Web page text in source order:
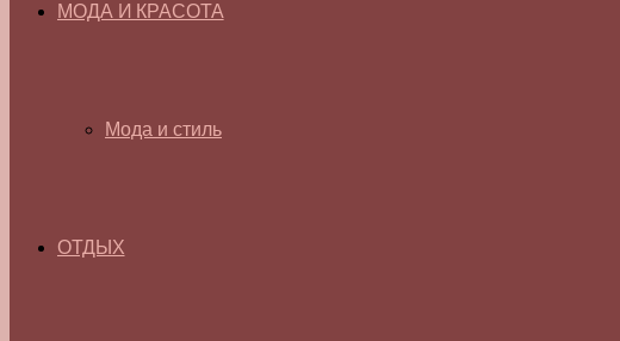
МОДА И КРАСОТА
Мода и стиль
ОТДЫХ